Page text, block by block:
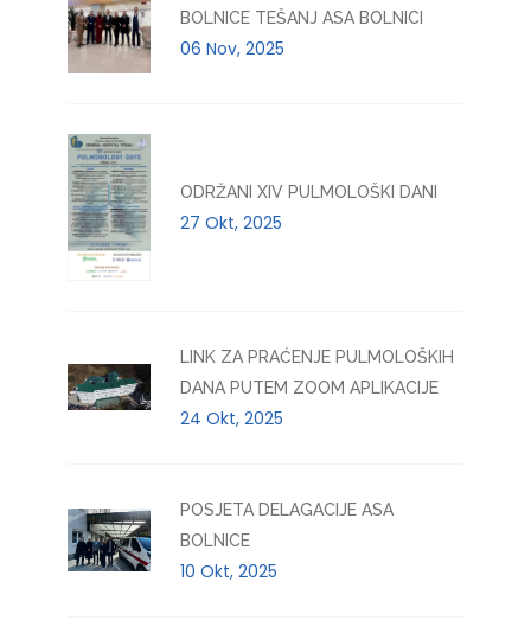
BOLNICE TEŠANJ ASA BOLNICI
06 Nov, 2025
ODRŽANI XIV PULMOLOŠKI DANI
27 Okt, 2025
LINK ZA PRAĆENJE PULMOLOŠKIH
DANA PUTEM ZOOM APLIKACIJE
24 Okt, 2025
POSJETA DELAGACIJE ASA
BOLNICE
10 Okt, 2025